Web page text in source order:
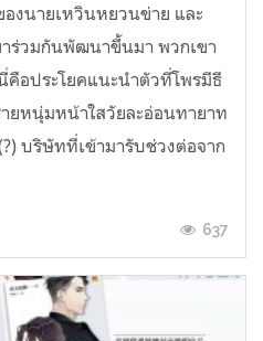
งนายเหวินหยวนข่าย และ
ร่วมกันพัฒนาขึ้นมา พวกเขา
คือประโยคแนะนำตัวที่โพรมีธี
ยหนุ่มหน้าใสวัยละอ่อนทายาท
บริษัทที่เข้ามารับช่วงต่อจาก
637